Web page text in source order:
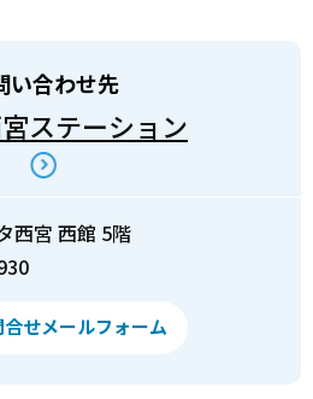
い合わせ先
ステーション
西宮 西館 5階
合せメールフォーム